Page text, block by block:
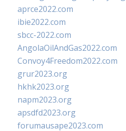
aprce2022.com
ibie2022.com
sbcc-2022.com
AngolaOilAndGas2022.com
Convoy4Freedom2022.com
grur2023.org
hkhk2023.org
napm2023.org
apsdfd2023.org
forumausape2023.com